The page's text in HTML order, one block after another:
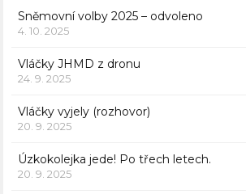
Sněmovní volby 2025 – odvoleno
4. 10. 2025
Vláčky JHMD z dronu
24. 9. 2025
Vláčky vyjely (rozhovor)
20. 9. 2025
Úzkokolejka jede! Po třech letech.
20. 9. 2025